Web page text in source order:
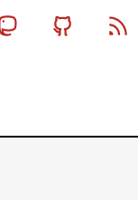
MastodonGithub